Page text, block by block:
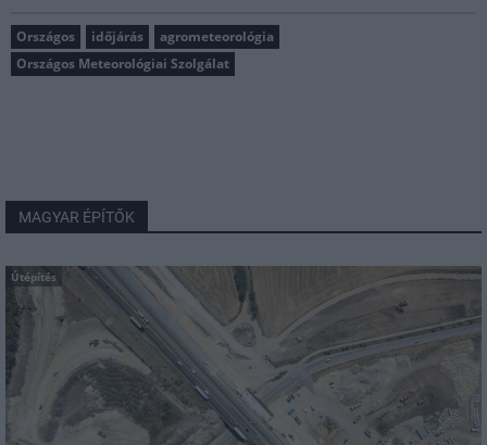
Országos időjárás
agrometeorológia
Országos Meteorológiai Szolgálat
MAGYAR ÉPÍTŐK
Útépítés